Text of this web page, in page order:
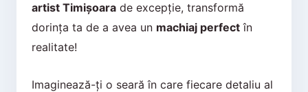
artist Timișoarade excepție, transformă
dorința ta de a avea un machiaj perfectîn
realitate!
Imaginează-ți o seară în care fiecare detaliu al